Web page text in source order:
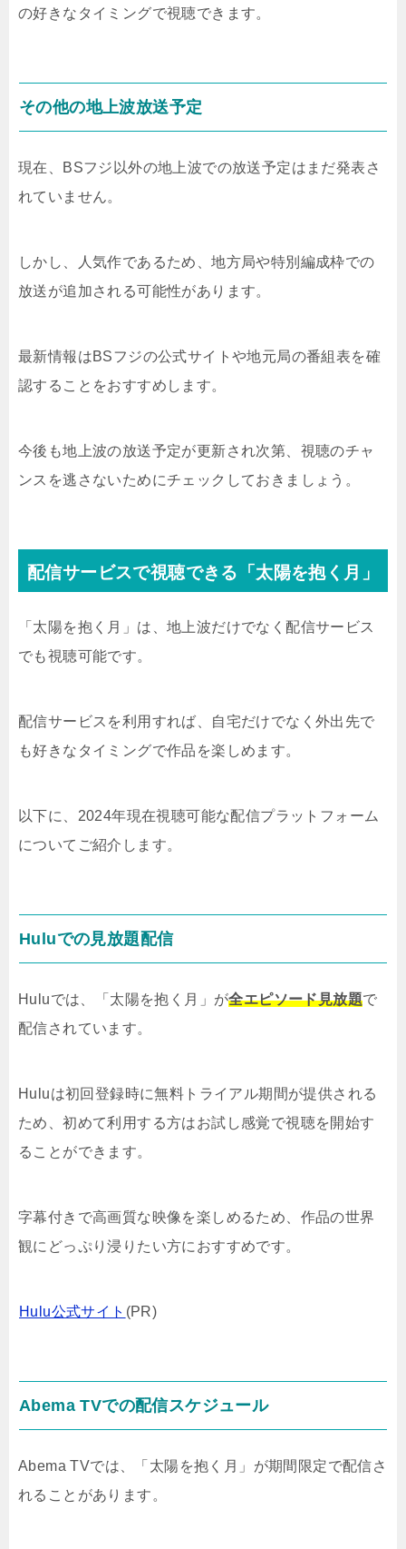
の好きなタイミングで視聴できます。
その他の地上波放送予定
現在、BSフジ以外の地上波での放送予定はまだ発表さ
れていません。
しかし、人気作であるため、地方局や特別編成枠での
放送が追加される可能性があります。
最新情報はBSフジの公式サイトや地元局の番組表を確
認することをおすすめします。
今後も地上波の放送予定が更新され次第、視聴のチャ
ンスを逃さないためにチェックしておきましょう。
配信サービスで視聴できる「太陽を抱く月」
「太陽を抱く月」は、地上波だけでなく配信サービス
でも視聴可能です。
配信サービスを利用すれば、自宅だけでなく外出先で
も好きなタイミングで作品を楽しめます。
以下に、2024年現在視聴可能な配信プラットフォーム
についてご紹介します。
Huluでの見放題配信
Huluでは、「太陽を抱く月」が全エピソード見放題で
配信されています。
Huluは初回登録時に無料トライアル期間が提供される
ため、初めて利用する方はお試し感覚で視聴を開始す
ることができます。
字幕付きで高画質な映像を楽しめるため、作品の世界
観にどっぷり浸りたい方におすすめです。
Hulu公式サイト (PR)
Abema TVでの配信スケジュール
Abema TVでは、「太陽を抱く月」が期間限定で配信さ
れることがあります。